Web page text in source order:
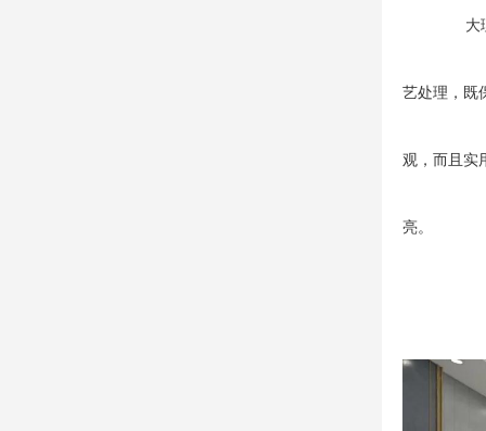
大
艺处理，既
观，而且实
亮。